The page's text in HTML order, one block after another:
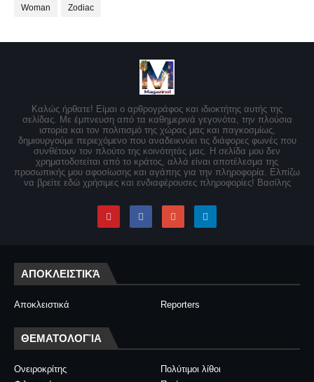
Woman Zodiac
Καλώς ήρθατε! Είμαι ο αρθρογράφος και ιδιοκτήτης αυτής της
σελίδας. Με έμπνευση από τα καθημερινά γεγονότα, την πλούσια
ιστορία και τον πολιτισμό της χώρας μας και παγκοσμίως,
δημιουργούμε περιεχόμενο που αναδεικνύει τις διάφορες φωνές που
συνθέτουν τον πλούτο της κοινότητάς μας. Η σελίδα μου δεν
χρηματοδοτείται από το κράτος, αλλά είναι αποτέλεσμα της
προσωπικής μου αφοσίωσης και αγάπης για την πληροφορία. Ελπίζω
να βρείτε εδώ χρήσιμες και ενδιαφέρουσες πληροφορίες! Βασίλης
ΑΠΟΚΛΕΙΣΤΙΚΆ
Αποκλειστικά Reporters
ΘΕΜΑΤΟΛΟΓΊΑ
Ονειροκρίτης
Πολύτιμοι λίθοι